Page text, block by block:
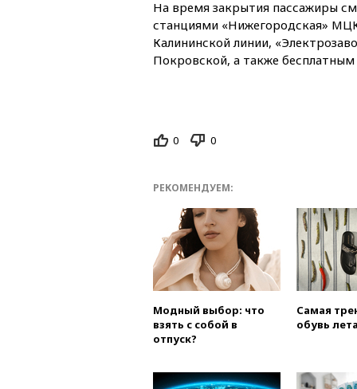
На время закрытия пассажиры
станциями «Нижегородская»
Калининской линии,
Покровской, а также
0 0
РЕКОМЕНДУЕМ:
Модный выбор: что
взять с собой в
отпуск?
Самая
обувь